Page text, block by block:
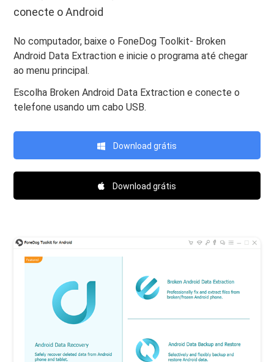
conecte o Android
No computador, baixe o FoneDog Toolkit- Broken
Android Data Extraction e inicie o programa até chegar
ao menu principal.
Escolha Broken Android Data Extraction e conecte o
telefone usando um cabo USB.
Download grátis
Download grátis